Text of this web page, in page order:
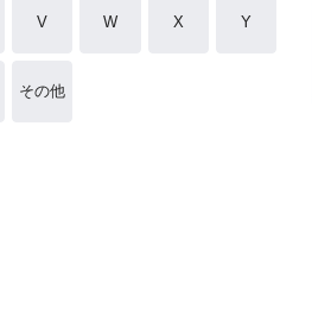
V W X Y
その他